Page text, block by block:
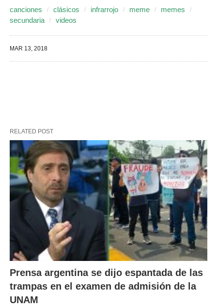
canciones clásicos infrarrojo meme
memes
secundaria
videos
MAR 13, 2018
RELATED POST
Prensa argentina se dijo espantada de las
trampas en el examen de admisión de la
UNAM